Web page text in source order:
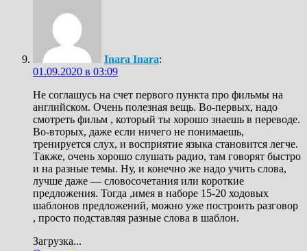
Inara Inara:
01.09.2020 в 03:09
Не соглашусь на счет первого пункта про фильмы на
английском. Очень полезная вещь. Во-первых, надо
смотреть фильм , который ты хорошо знаешь в переводе.
Во-вторых, даже если ничего не понимаешь,
тренируется слух, и восприятие языка становится легче.
Также, очень хорошо слушать радио, там говорят быстро
и на разные темы. Ну, и конечно же надо учить слова,
лучше даже — словосочетания или короткие
предложения. Тогда ,имея в наборе 15-20 ходовых
шаблонов предложений, можно уже построить разговор
, просто подставляя разные слова в шаблон.
Загрузка...